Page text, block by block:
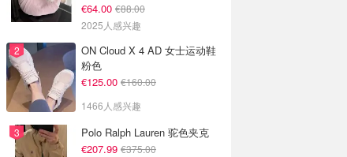
€64.00 €88.00
2025人感兴趣
ON Cloud X 4 AD 女士运动鞋
粉色
€125.00 €160.00
1466人感兴趣
Polo Ralph Lauren 驼色夹克
€207.99 €375.00